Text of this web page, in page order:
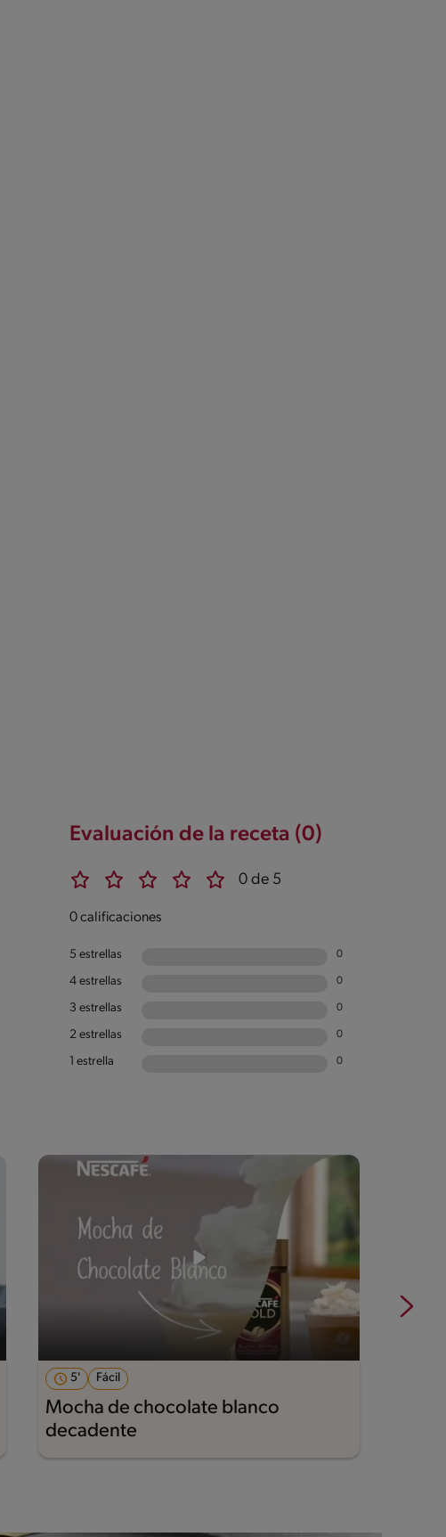
Evaluación de la receta (0)
0 de 5
0 calificaciones
5 estrellas 0
4 estrellas 0
3 estrellas 0
2 estrellas 0
1 estrella 0
5' Fácil
Mocha de chocolate blanco
decadente